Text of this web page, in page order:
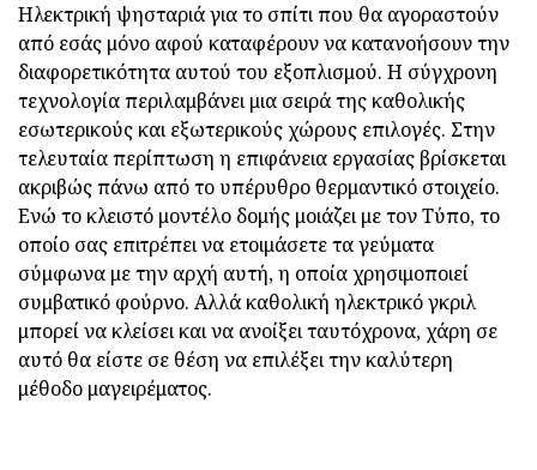
Ηλεκτρική ψησταριά για το σπίτι που θα αγοραστούν
από εσάς μόνο αφού καταφέρουν να κατανοήσουν την
διαφορετικότητα αυτού του εξοπλισμού. Η σύγχρονη
τεχνολογία περιλαμβάνει μια σειρά της καθολικής
εσωτερικούς και εξωτερικούς χώρους επιλογές. Στην
τελευταία περίπτωση η επιφάνεια εργασίας βρίσκεται
ακριβώς πάνω από το υπέρυθρο θερμαντικό στοιχείο.
Ενώ το κλειστό μοντέλο δομής μοιάζει με τον Τύπο, το
οποίο σας επιτρέπει να ετοιμάσετε τα γεύματα
σύμφωνα με την αρχή αυτή, η οποία χρησιμοποιεί
συμβατικό φούρνο. Αλλά καθολική ηλεκτρικό γκριλ
μπορεί να κλείσει και να ανοίξει ταυτόχρονα, χάρη σε
αυτό θα είστε σε θέση να επιλέξει την καλύτερη
μέθοδο μαγειρέματος.